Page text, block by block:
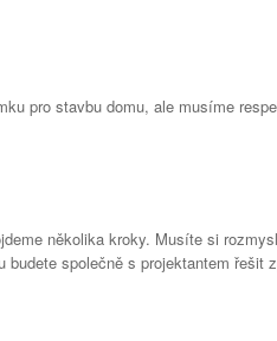
pro stavbu domu, ale musíme
několika kroky. Musíte si
společně s projektantem řešit